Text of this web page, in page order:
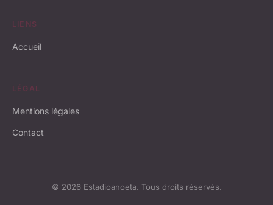
LIENS
Accueil
LÉGAL
Mentions légales
Contact
© 2026 Estadioanoeta. Tous droits réservés.